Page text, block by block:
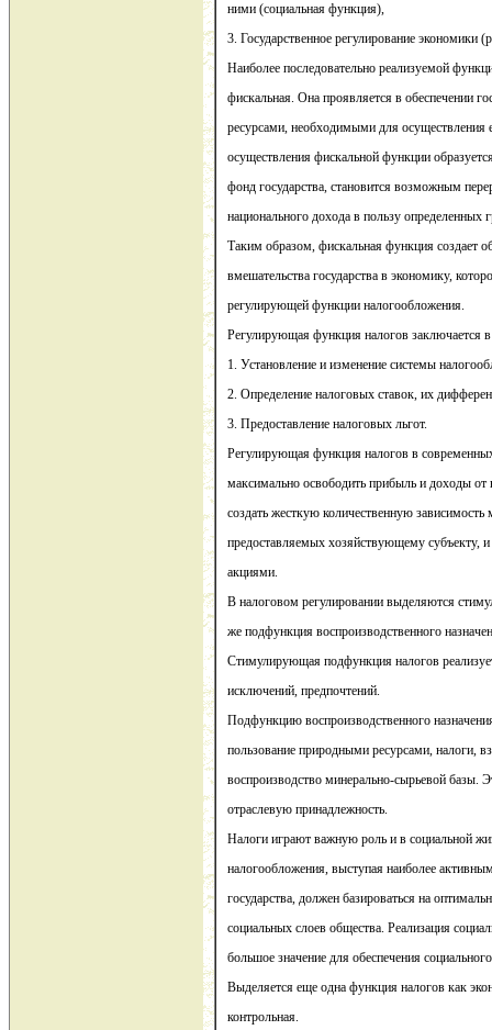
ними (социальная функция),
3. Государственное регулирование экономики
Наиболее последовательно реализуемой
фискальная. Она проявляется в обеспечении
ресурсами, необходимыми для осуществления
осуществления фискальной функции
фонд государства, становится возможным
национального дохода в пользу определенных
Таким образом, фискальная функция создает
вмешательства государства в экономику,
регулирующей функции налогообложения.
Регулирующая функция налогов заключается
1. Установление и изменение системы
2. Определение налоговых ставок, их
3. Предоставление налоговых льгот.
Регулирующая функция налогов в
максимально освободить прибыль и доходы от
создать жесткую количественную
предоставляемых хозяйствующему субъекту,
акциями.
В налоговом регулировании выделяются
же подфункция воспроизводственного
Стимулирующая подфункция налогов
исключений, предпочтений.
Подфункцию воспроизводственного
пользование природными ресурсами, налоги,
воспроизводство минерально-сырьевой базы.
отраслевую принадлежность.
Налоги играют важную роль и в социальной
налогообложения, выступая наиболее
государства, должен базироваться на
социальных слоев общества. Реализация
большое значение для обеспечения
Выделяется еще одна функция налогов как
контрольная.